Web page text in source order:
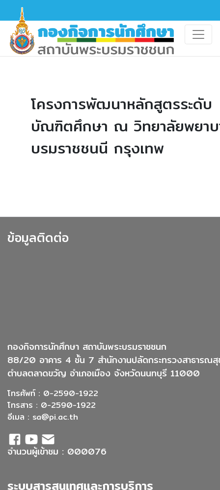
โครงการพัฒนาหลักสูตรระดับ
บัณฑิตศึกษา ณ วิทยาลัยพยา
บรมราชชนนี กรุงเทพ
ข้อมูลติดต่อ
กองกิจการนักศึกษา สถาบันพระบรมราชชนก
88/20 อาคาร 4 ชั้น 7 สำนักงานปลัดกระทรวงสาธารณ
ตำบลตลาดขวัญ อำเภอเมือง จังหวัดนนทบุรี 11000
โทรศัพท์ : 0-2590-1922
โทรสาร : 0-2590-1922
อีเมล : sa@pi.ac.th
จำนวนผู้เข้าชม : 000076
ระบบสารสนเทศและการบริการ